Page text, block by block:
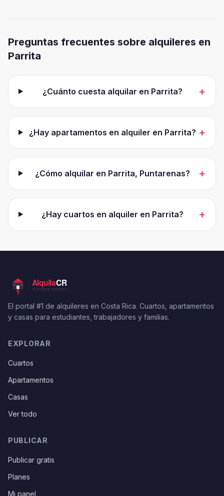
Preguntas frecuentes sobre alquileres en
Parrita
¿Cuánto cuesta alquilar en Parrita? +
¿Hay apartamentos en alquiler en Parrita? +
¿Cómo alquilar en Parrita, Puntarenas? +
¿Hay cuartos en alquiler en Parrita? +
El portal #1 de alquileres en Costa Rica. Cuartos, apartamentos
y casas para estudiantes, trabajadores y familias.
EXPLORAR
Cuartos
Apartamentos
Casas
Ver todo
PUBLICAR
Publicar gratis
Planes
Mi panel